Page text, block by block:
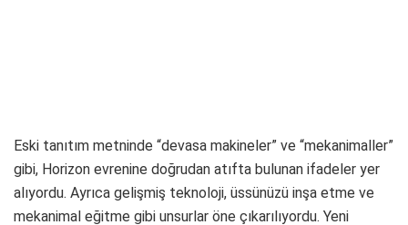
Eski tanıtım metninde “devasa makineler” ve “mekanimaller”
gibi, Horizon evrenine doğrudan atıfta bulunan ifadeler yer
alıyordu. Ayrıca gelişmiş teknoloji, üssünüzü inşa etme ve
mekanimal eğitme gibi unsurlar öne çıkarılıyordu. Yeni